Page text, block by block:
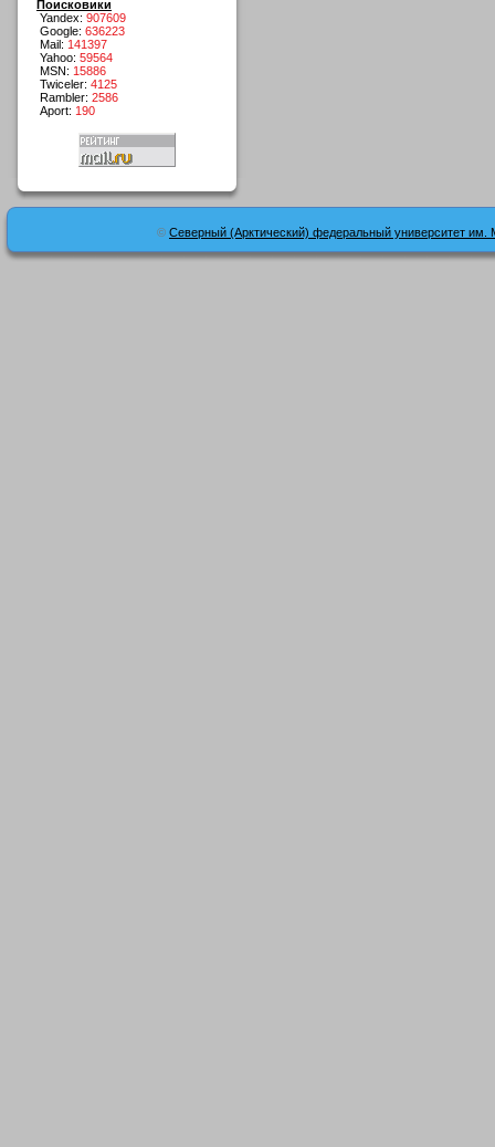
Поисковики
Yandex: 907609
Google: 636223
Mail: 141397
Yahoo: 59564
MSN: 15886
Twiceler: 4125
Rambler: 2586
Aport: 190
© Северный (Арктический) федеральный университет